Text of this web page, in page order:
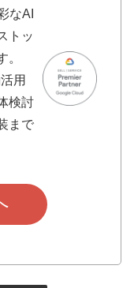
なAI
トッ
用
検討
まで